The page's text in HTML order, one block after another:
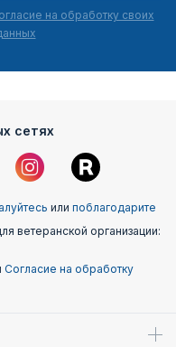
на обработку своих
сетях
или поблагодарите
ветеранской организации:
Согласие на обработку